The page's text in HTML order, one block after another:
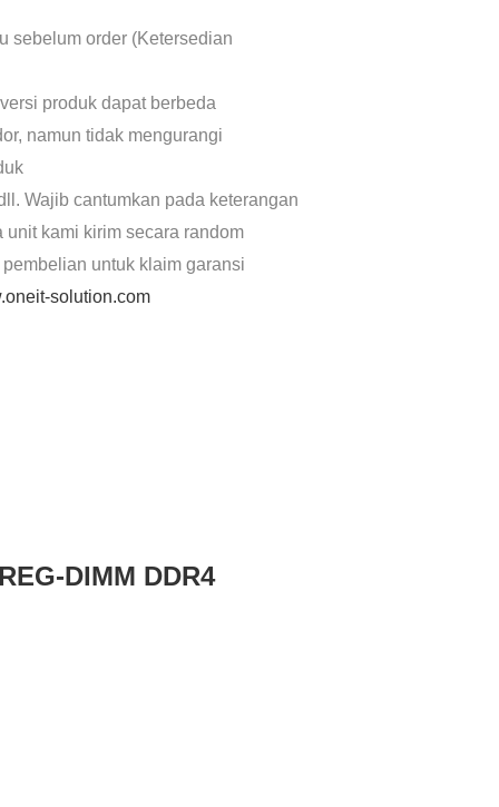
sebelum order (Ketersedian
produk dapat berbeda
namun tidak mengurangi
Wajib cantumkan pada keterangan
unit kami kirim secara random
untuk klaim garansi
solution.com
DIMM DDR4